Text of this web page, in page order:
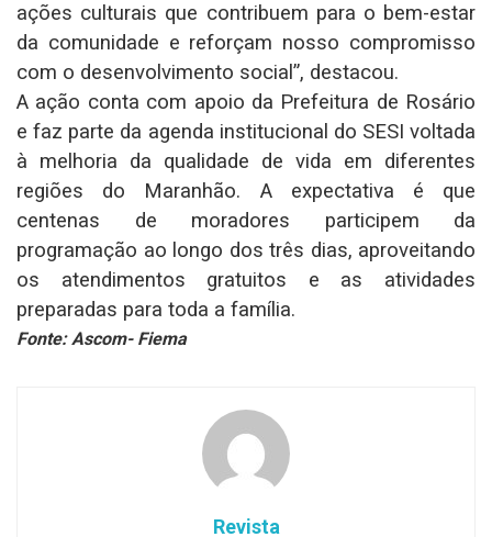
ações culturais que contribuem para o bem-estar
da comunidade e reforçam nosso compromisso
com o desenvolvimento social”, destacou.
A ação conta com apoio da Prefeitura de Rosário
e faz parte da agenda institucional do SESI voltada
à melhoria da qualidade de vida em diferentes
regiões do Maranhão. A expectativa é que
centenas de moradores participem da
programação ao longo dos três dias, aproveitando
os atendimentos gratuitos e as atividades
preparadas para toda a família.
Fonte: Ascom- Fiema
Revista